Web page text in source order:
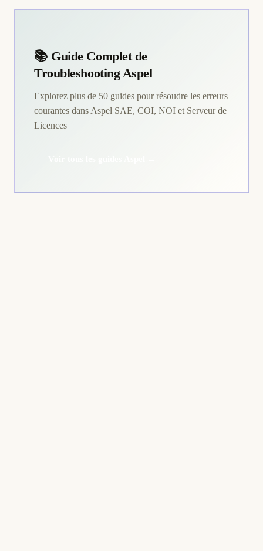
📚 Guide Complet de
Troubleshooting Aspel
Explorez plus de 50 guides pour résoudre les erreurs
courantes dans Aspel SAE, COI, NOI et Serveur de
Licences